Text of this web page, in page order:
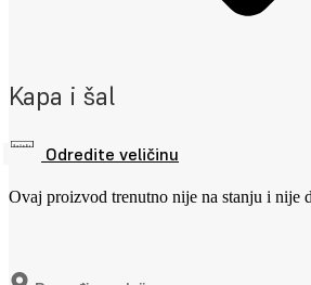
Kapa i šal
Odredite veličinu
Ovaj proizvod trenutno nije na stanju i nije